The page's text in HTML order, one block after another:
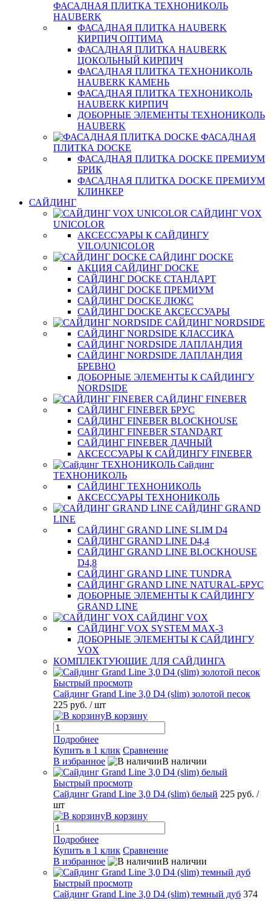
ФАСАДНАЯ ПЛИТКА ТЕХНОНИКОЛЬ
HAUBERK
ФАСАДНАЯ ПЛИТКА HAUBERK
КИРПИЧ ОПТИМА
ФАСАДНАЯ ПЛИТКА HAUBERK
ЦОКОЛЬНЫЙ КИРПИЧ
ФАСАДНАЯ ПЛИТКА ТЕХНОНИКОЛЬ
HAUBERK КАМЕНЬ
ФАСАДНАЯ ПЛИТКА ТЕХНОНИКОЛЬ
HAUBERK КИРПИЧ
ДОБОРНЫЕ ЭЛЕМЕНТЫ ТЕХНОНИКОЛЬ
HAUBERK
ФАСАДНАЯ
ПЛИТКА DOCKE
ФАСАДНАЯ ПЛИТКА DOCKE ПРЕМИУМ
БРИК
ФАСАДНАЯ ПЛИТКА DOCKE ПРЕМИУМ
КЛИНКЕР
САЙДИНГ
САЙДИНГ VOX
UNICOLOR
АКСЕССУАРЫ К САЙДИНГУ
VILO/UNICOLOR
САЙДИНГ DOCKE
АКЦИЯ САЙДИНГ DOCKE
САЙДИНГ DOCKE СТАНДАРТ
САЙДИНГ DOCKE ПРЕМИУМ
САЙДИНГ DOCKE ЛЮКС
САЙДИНГ DOCKE АКСЕССУАРЫ
САЙДИНГ NORDSIDE
САЙДИНГ NORDSIDE КЛАССИКА
САЙДИНГ NORDSIDE ЛАПЛАНДИЯ
САЙДИНГ NORDSIDE ЛАПЛАНДИЯ
БРЕВНО
ДОБОРНЫЕ ЭЛЕМЕНТЫ К САЙДИНГУ
NORDSIDE
САЙДИНГ FINEBER
САЙДИНГ FINEBER БРУС
САЙДИНГ FINEBER BLOCKHOUSE
САЙДИНГ FINEBER STANDART
САЙДИНГ FINEBER ДАЧНЫЙ
АКСЕССУАРЫ К САЙДИНГУ FINEBER
Сайдинг
ТЕХНОНИКОЛЬ
САЙДИНГ ТЕХНОНИКОЛЬ
АКСЕССУАРЫ ТЕХНОНИКОЛЬ
САЙДИНГ GRAND
LINE
САЙДИНГ GRAND LINE SLIM D4
САЙДИНГ GRAND LINE D4,4
САЙДИНГ GRAND LINE BLOCKHOUSE
D4,8
САЙДИНГ GRAND LINE TUNDRA
САЙДИНГ GRAND LINE NATURAL-БРУС
ДОБОРНЫЕ ЭЛЕМЕНТЫ К САЙДИНГУ
GRAND LINE
САЙДИНГ VOX
САЙДИНГ VOX SYSTEM MAX-3
ДОБОРНЫЕ ЭЛЕМЕНТЫ К САЙДИНГУ
VOX
КОМПЛЕКТУЮЩИЕ ДЛЯ САЙДИНГА
Быстрый просмотр
Сайдинг Grand Line 3,0 D4 (slim) золотой песок
225 руб. / шт
В корзину
Подробнее
Купить в 1 клик Сравнение
В избранное
В наличии
Быстрый просмотр
Сайдинг Grand Line 3,0 D4 (slim) белый 225 руб. /
шт
В корзину
Подробнее
Купить в 1 клик Сравнение
В избранное
В наличии
Быстрый просмотр
Сайдинг Grand Line 3,0 D4 (slim) темный дуб 374